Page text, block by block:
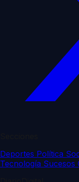
Deportes Política
Tecnología Sucesos